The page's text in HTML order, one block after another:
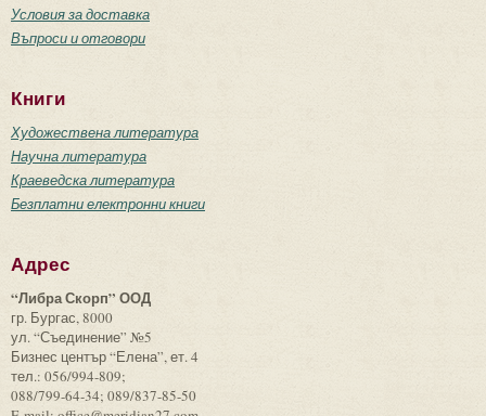
Условия за доставка
Въпроси и отговори
Книги
Художествена литература
Научна литература
Краеведска литература
Безплатни електронни книги
Адрес
“Либра Скорп” ООД
гр. Бургас, 8000
ул. “Съединение” №5
Бизнес център “Елена”, ет. 4
тел.: 056/994-809;
088/799-64-34; 089/837-85-50